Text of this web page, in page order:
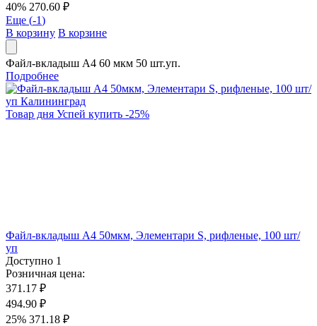
40% 270.60 ₽
Еще (-1)
В корзину В корзине
Файл-вкладыш А4 60 мкм 50 шт.уп.
Подробнее
Товар дня Успей купить -25%
Файл-вкладыш А4 50мкм, Элементари S, рифленые, 100 шт/
уп
Доступно 1
Розничная цена:
371.17 ₽
494.90 ₽
25% 371.18 ₽